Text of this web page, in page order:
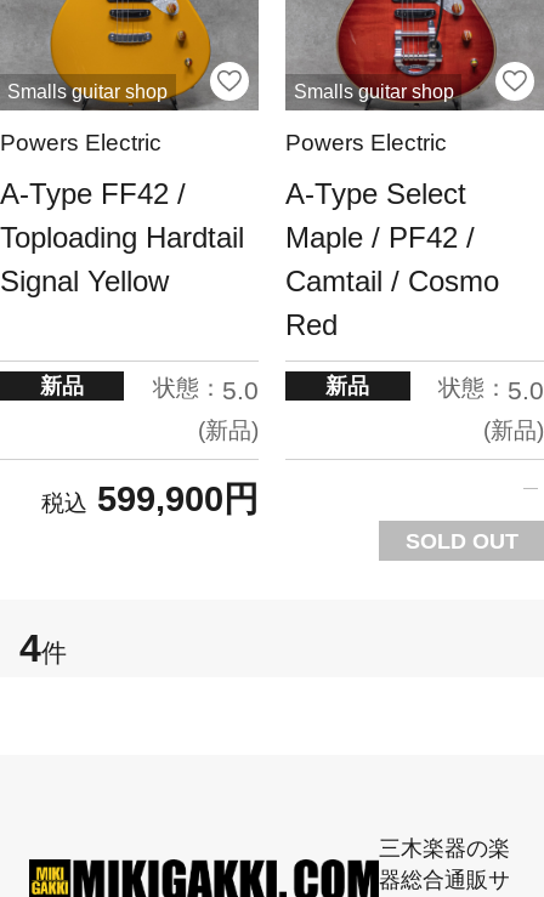
Smalls guitar shop
Powers Electric
A-Type FF42 /
Toploading Hardtail
Signal Yellow
新品 状態： 5.0
新品
599,900円
Smalls guitar shop
Powers Electric
A-Type Select
Maple / PF42 /
Camtail / Cosmo
Red
新品 状態： 5.0
新品
SOLD OUT
4件
三木楽器の楽
器総合通販サ